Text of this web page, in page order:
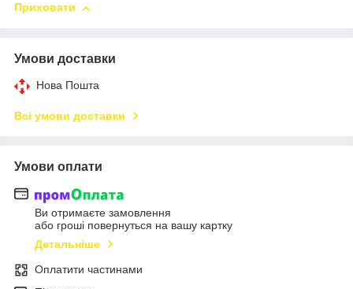
Приховати
Умови доставки
Нова Пошта
Всі умови доставки
Умови оплати
Ви отримаєте замовлення
або гроші повернуться на вашу картку
Детальніше
Оплатити частинами